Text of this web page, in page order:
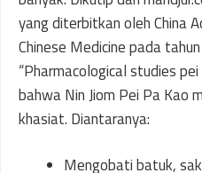
yang diterbitkan oleh China
Chinese Medicine pada
“Pharmacological studies
bahwa Nin Jiom Pei Pa Kao
khasiat. Diantaranya:
Mengobati batuk,